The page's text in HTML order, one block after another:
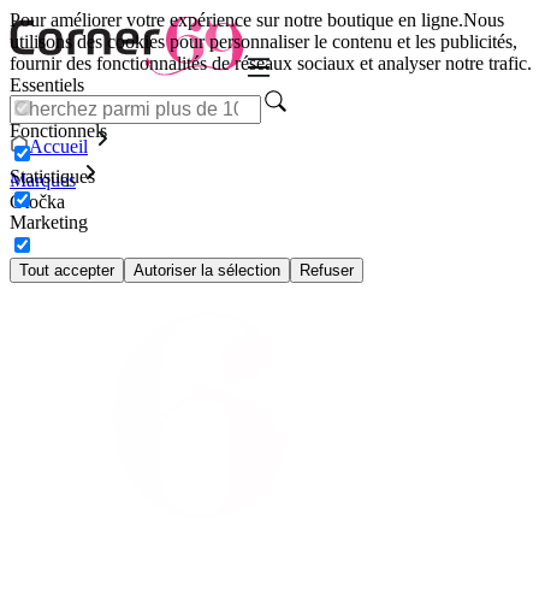
Pour améliorer votre expérience sur notre boutique en ligne.Nous
utilisons des cookies pour personnaliser le contenu et les publicités,
fournir des fonctionnalités de réseaux sociaux et analyser notre trafic.
Essentiels
Fonctionnels
Statistiques
Marketing
Tout accepter Autoriser la sélection Refuser
Accueil
Marques
Gtočka